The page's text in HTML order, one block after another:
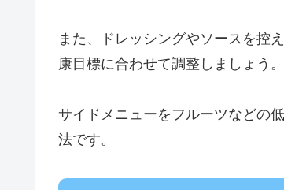
また、ドレッシングやソースを控
康目標に合わせて調整しましょう。
サイドメニューをフルーツなどの
法です。